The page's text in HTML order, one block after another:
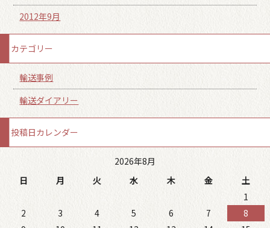
2012年9月
カテゴリー
輸送事例
輸送ダイアリー
投稿日カレンダー
2026年8月
日
月 火 水 木 金
土
1
2
3 4 5 6 7
8